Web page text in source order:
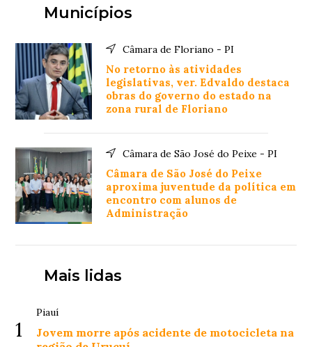
Municípios
Câmara de Floriano - PI
No retorno às atividades
legislativas, ver. Edvaldo destaca
obras do governo do estado na
zona rural de Floriano
Câmara de São José do Peixe - PI
Câmara de São José do Peixe
aproxima juventude da política em
encontro com alunos de
Administração
Mais lidas
1
Piauí
Jovem morre após acidente de motocicleta na